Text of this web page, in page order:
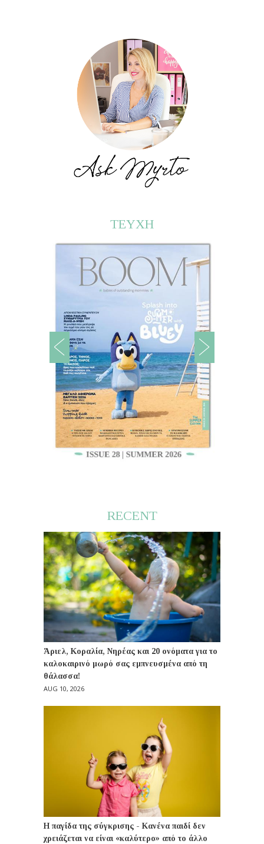
ΤΕΥΧΗ
RECENT
Άριελ, Κοραλία, Νηρέας και 20 ονόματα για το
καλοκαιρινό μωρό σας εμπνευσμένα από τη
θάλασσα!
AUG 10, 2026
Η παγίδα της σύγκρισης - Κανένα παιδί δεν
χρειάζεται να είναι «καλύτερο» από το άλλο